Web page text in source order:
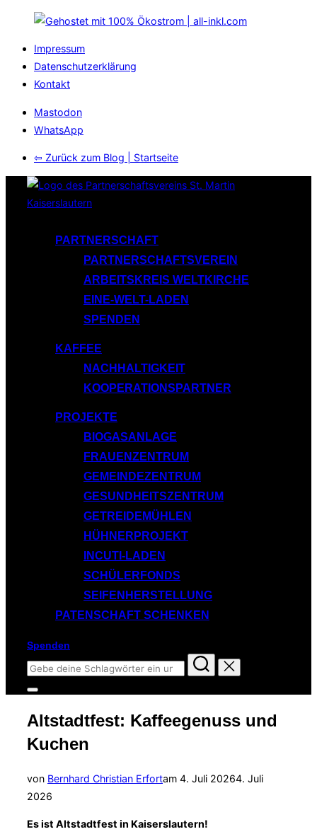
Impressum
Datenschutzerklärung
Kontakt
Mastodon
WhatsApp
⇦ Zurück zum Blog | Startseite
Inhalt
PARTNERSCHAFT
PARTNERSCHAFTSVEREIN
ARBEITSKREIS WELTKIRCHE
EINE-WELT-LADEN
SPENDEN
KAFFEE
NACHHALTIGKEIT
KOOPERATIONSPARTNER
PROJEKTE
BIOGASANLAGE
FRAUENZENTRUM
GEMEINDEZENTRUM
GESUNDHEITSZENTRUM
GETREIDEMÜHLEN
HÜHNERPROJEKT
INCUTI-LADEN
SCHÜLERFONDS
SEIFENHERSTELLUNG
PATENSCHAFT SCHENKEN
Spenden
Suchen
nach:
Seitenleiste
Navigation
umschalten
Altstadtfest: Kaffeegenuss und
Kuchen
von Bernhard Christian Erfortam Veröffentlicht
4. Juli 20264. Juli
2026
Es ist Altstadtfest in Kaiserslautern!